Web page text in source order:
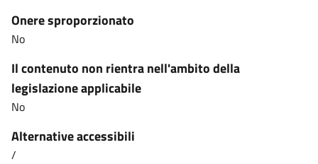
Onere sproporzionato
No
Il contenuto non rientra nell'ambito della
legislazione applicabile
No
Alternative accessibili
/